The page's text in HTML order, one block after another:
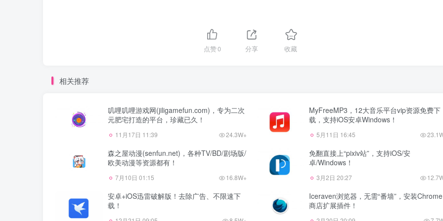
点赞0 分享 收藏
相关推荐
叽哩叽哩游戏网(jiligamefun.com)，专为二次
元肥宅打造的平台，珍藏已久！
11月17日 11:39 24.3W+
MyFreeMP3，12大音乐平台vip资源免费下
载，支持iOS安卓Windows！
5月11日 16:45
森之屋动漫(senfun.net)，各种TV/BD/剧场版/
欧美动漫等资源都有！
7月10日 01:15 16.8W+
免翻直接上“pixiv站”，支持iOS/安
卓/Windows！
3月2日 20:27
安卓+iOS迅雷破解版！去除广告、不限速下
载！
Iceraven浏览器，无需“番墙”，安装Chrome
商店扩展插件！